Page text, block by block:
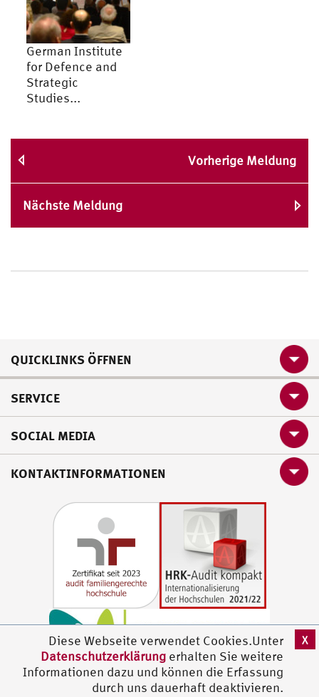
Diese Webseite verwendet Cookies.Unter
Datenschutzerklärung erhalten Sie weitere
Informationen dazu und können die Erfassung
durch uns dauerhaft deaktivieren.
X
German Institute
for Defence and
Strategic
Studies...
Vorherige Meldung
Nächste Meldung
QUICKLINKS ÖFFNEN
SERVICE
SOCIAL MEDIA
KONTAKTINFORMATIONEN